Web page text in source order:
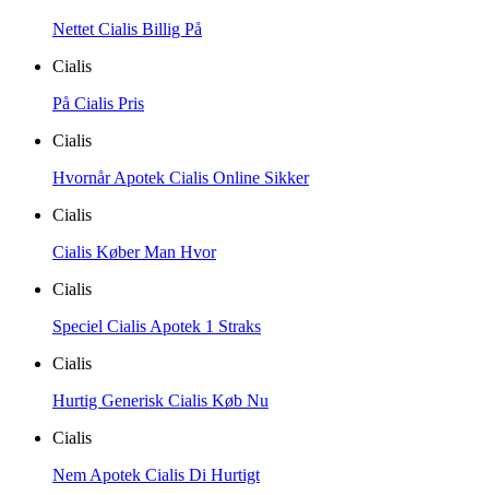
Nettet Cialis Billig På
Cialis
På Cialis Pris
Cialis
Hvornår Apotek Cialis Online Sikker
Cialis
Cialis Køber Man Hvor
Cialis
Speciel Cialis Apotek 1 Straks
Cialis
Hurtig Generisk Cialis Køb Nu
Cialis
Nem Apotek Cialis Di Hurtigt